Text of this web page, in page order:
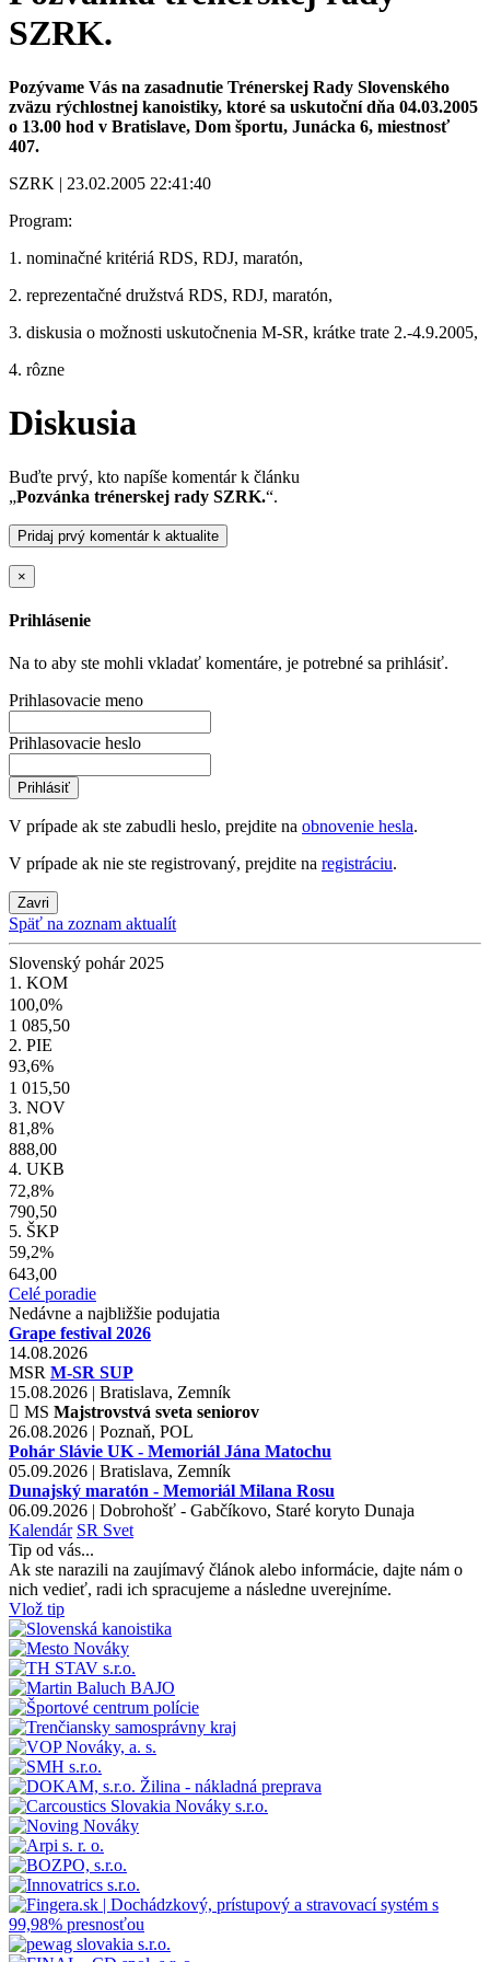
SZRK.
Pozývame Vás na zasadnutie Trénerskej Rady Slovenského
zväzu rýchlostnej kanoistiky, ktoré sa uskutoční dňa 04.03.2005
o 13.00 hod v Bratislave, Dom športu, Junácka 6, miestnosť
407.
SZRK | 23.02.2005 22:41:40
Program:
1. nominačné kritériá RDS, RDJ, maratón,
2. reprezentačné družstvá RDS, RDJ, maratón,
3. diskusia o možnosti uskutočnenia M-SR, krátke trate 2.-4.9.2005,
4. rôzne
Diskusia
Buďte prvý, kto napíše komentár k článku
„Pozvánka trénerskej rady SZRK.“.
Pridaj prvý komentár k aktualite
×
Prihlásenie
Na to aby ste mohli vkladať komentáre, je potrebné sa prihlásiť.
Prihlasovacie meno
Prihlasovacie heslo
Prihlásiť
V prípade ak ste zabudli heslo, prejdite na obnovenie hesla.
V prípade ak nie ste registrovaný, prejdite na registráciu.
Zavri
Späť na zoznam aktualít
Slovenský pohár 2025
1. KOM
100,0%
1 085,50
2. PIE
93,6%
1 015,50
3. NOV
81,8%
888,00
4. UKB
72,8%
790,50
5. ŠKP
59,2%
643,00
Celé poradie
Nedávne a najbližšie podujatia
Grape festival 2026
14.08.2026
MSR M-SR SUP
15.08.2026 | Bratislava, Zemník
MS Majstrovstvá sveta seniorov
26.08.2026 | Poznaň, POL
Pohár Slávie UK - Memoriál Jána Matochu
05.09.2026 | Bratislava, Zemník
Dunajský maratón - Memoriál Milana Rosu
06.09.2026 | Dobrohošť - Gabčíkovo, Staré koryto Dunaja
Kalendár SR Svet
Tip od vás...
Ak ste narazili na zaujímavý článok alebo informácie, dajte nám o
nich vedieť, radi ich spracujeme a následne uverejníme.
Vlož tip